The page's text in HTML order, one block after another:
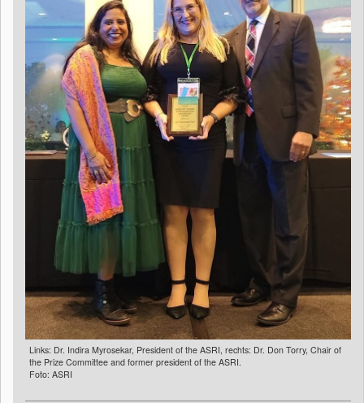
Links: Dr. Indira Myrosekar, President of the ASRI, rechts: Dr. Don Torry, Chair of
the Prize Committee and former president of the ASRI.
Foto: ASRI